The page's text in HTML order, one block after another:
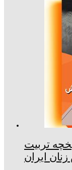
تربیت
ایران